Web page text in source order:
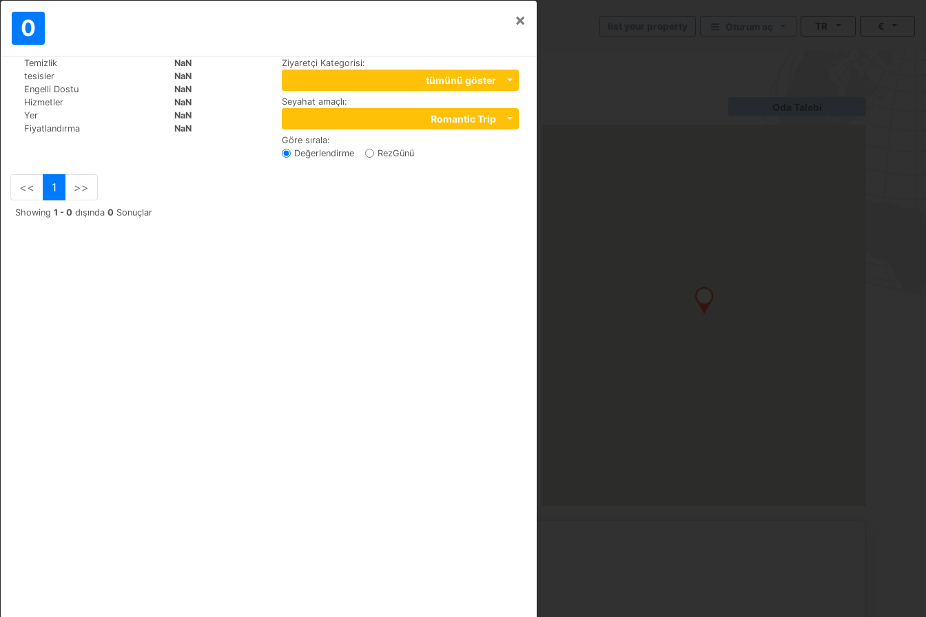
0 ×
Temizlik
NaN
tesisler
NaN
Engelli Dostu
NaN
Hizmetler
NaN
Yer
NaN
Fiyatlandırma
NaN
Ziyaretçi Kategorisi:
tümünü göster
Seyahat amaçlı:
Romantic Trip
Göre sırala:
Değerlendirme
RezGünü
<< 1 >>
Showing 1 - 0 dışında 0 Sonuçlar
TR €
Dharavandhoo
Hibaru Fishing Lodge
Dhigu Magu, 06060